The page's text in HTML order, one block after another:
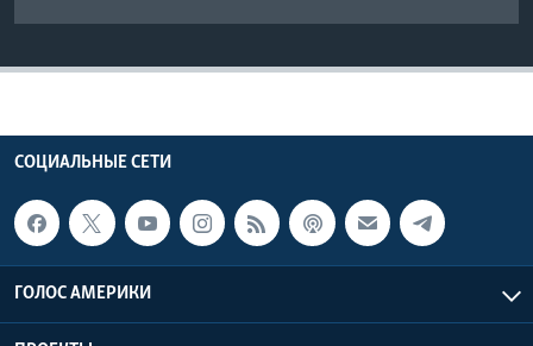
СОЦИАЛЬНЫЕ СЕТИ
ГОЛОС АМЕРИКИ